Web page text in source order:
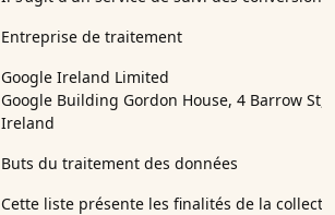
Entreprise de traitement
Google Ireland Limited
Google Building Gordon House, 4 Barrow St,
Ireland
Buts du traitement des données
Cette liste présente les finalités de la